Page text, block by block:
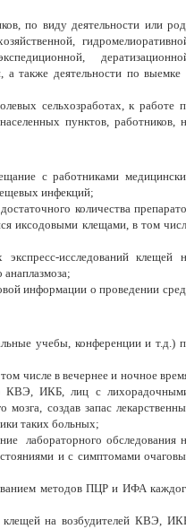
по виду деятельности или
а также деятельности по выемке
сельхозработах, к работе
пунктов, работников,
с работниками
инфекций;
количества
иксодовыми клещами, в том
исследований клещей
информации о проведении
учебы, конференции и т.д.)
числе в вечернее и ночное
КВЭ, ИКБ, лиц с
создав запас
таких больных;
лабораторного обследования
и с симптомами
методов ПЦР и ИФА
клещей на возбудителей КВЭ,